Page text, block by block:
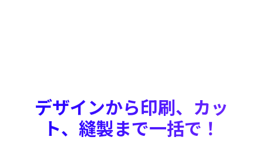
デザインから印刷、カッ
ト、縫製まで一括で！